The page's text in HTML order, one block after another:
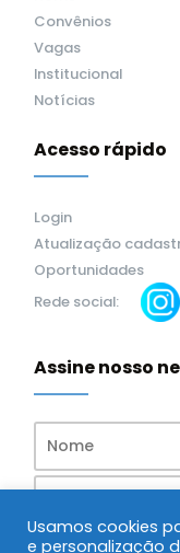
Convênios
Vagas
Institucional
Notícias
Acesso rápido
Login
Atualização
Oportunidades
Rede social:
Assine nosso
Usamos cookies
e personalização